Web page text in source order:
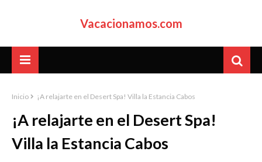
Vacacionamos.com
Inicio ¡A relajarte en el Desert Spa! Villa la Estancia Cabos
¡A relajarte en el Desert Spa!
Villa la Estancia Cabos